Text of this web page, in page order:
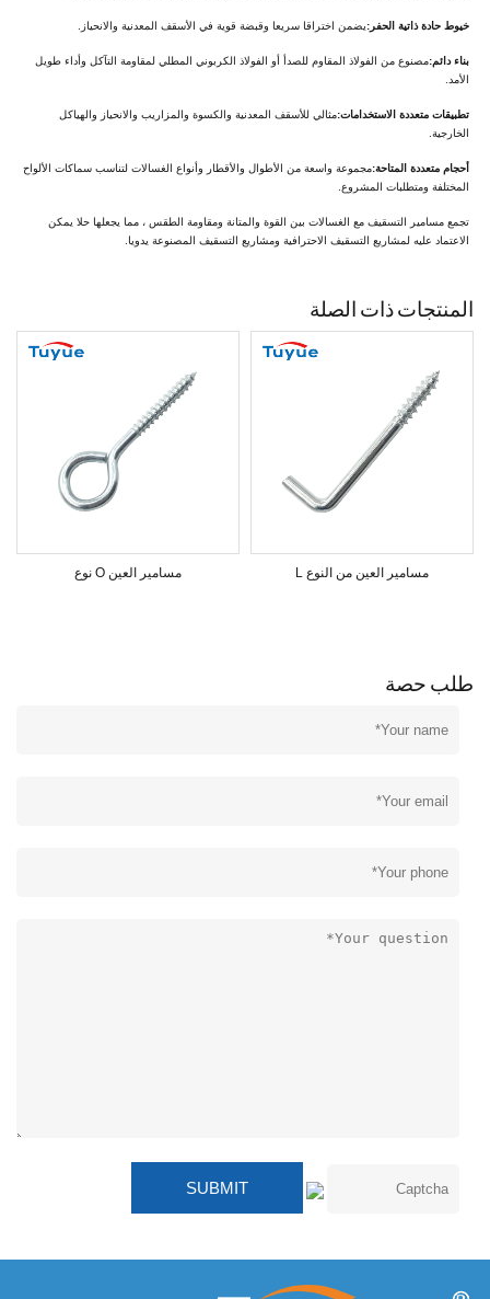
خيوط حادة ذاتية الحفر:يضمن اختراقا سريعا وقبضة قوية في الأسقف المعدنية والانحياز.
بناء دائم:مصنوع من الفولاذ المقاوم للصدأ أو الفولاذ الكربوني المطلي لمقاومة التآكل وأداء طويل
الأمد.
تطبيقات متعددة الاستخدامات:مثالي للأسقف المعدنية والكسوة والمزاريب والانحياز والهياكل
الخارجية.
أحجام متعددة المتاحة:مجموعة واسعة من الأطوال والأقطار وأنواع الغسالات لتناسب سماكات الألواح
المختلفة ومتطلبات المشروع.
تجمع مسامير التسقيف مع الغسالات بين القوة والمتانة ومقاومة الطقس ، مما يجعلها حلا يمكن
الاعتماد عليه لمشاريع التسقيف الاحترافية ومشاريع التسقيف المصنوعة يدويا.
المنتجات ذات الصلة
مسامير العين من النوع L مسامير العين O نوع
طلب حصة